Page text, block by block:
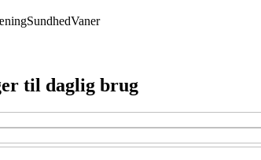
SundhedVaner
til daglig brug